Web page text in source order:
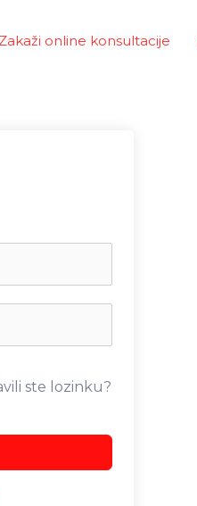
Zakaži online konsultacije
ste lozinku?